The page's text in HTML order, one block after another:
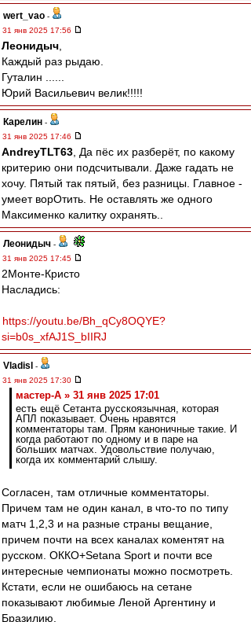
wert_vao -
31 янв 2025 17:56
Леонидыч
Каждый раз рыдаю.
Гуталин ......
Юрий Васильевич велик!!!!!
Карелин -
31 янв 2025 17:46
AndreyTLT63 , Да пёс их разберёт, по какому
критерию они подсчитывали. Даже гадать не
хочу. Пятый так пятый, без разницы. Главное -
умеет ворОтить. Не оставлять же одного
Максименко калитку охранять..
Леонидыч -
31 янв 2025 17:45
2Монте-Кристо
Насладись:
https://youtu.be/Bh_qCy8OQYE?
si=b0s_xfAJ1S_bIIRJ
Vladisl
-
31 янв 2025 17:30
мастер-А » 31 янв 2025 17:01
есть ещё Сетанта русскоязычная, которая
АПЛ показывает. Очень нравятся
комментаторы там. Прям каноничные такие. И
когда работают по одному и в паре на
больших матчах. Удовольствие получаю,
когда их комментарий слышу.
Согласен, там отличные комментаторы.
Причем там не один канал, в что-то по типу
матч 1,2,3 и на разные страны вещание,
причем почти на всех каналах коментят на
русском. ОККО+Setana Sport и почти все
интересные чемпионаты можно посмотреть.
Кстати, если не ошибаюсь на сетане
показывают любимые Леной Аргентину и
Бразилию.